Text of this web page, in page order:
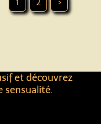
et découvrez
sensualité.
1 2 >